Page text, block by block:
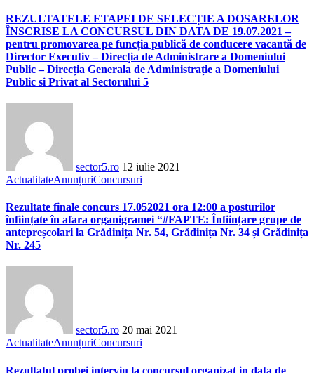
REZULTATELE ETAPEI DE SELECȚIE A DOSARELOR
ÎNSCRISE LA CONCURSUL DIN DATA DE 19.07.2021 –
pentru promovarea pe funcția publică de conducere vacantă de
Director Executiv – Direcția de Administrare a Domeniului
Public – Direcția Generala de Administrație a Domeniului
Public si Privat al Sectorului 5
sector5.ro 12 iulie 2021
ActualitateAnunțuriConcursuri
Rezultate finale concurs 17.052021 ora 12:00 a posturilor
înființate în afara organigramei “#FAPTE: Înființare grupe de
antepreșcolari la Grădinița Nr. 54, Grădinița Nr. 34 și Grădinița
Nr. 245
sector5.ro 20 mai 2021
ActualitateAnunțuriConcursuri
Rezultatul probei interviu la concursul organizat in data de